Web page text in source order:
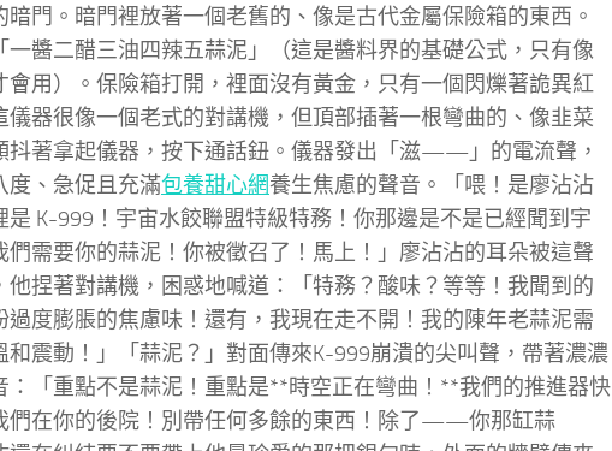
門。暗門裡放著一個老舊的、像是古代金屬保險箱的東西。
一醬二醋三油四辣五蒜泥」（這是醬料界的基礎公式，只有像
會用）。保險箱打開，裡面沒有黃金，只有一個閃爍著詭異紅
儀器很像一個老式的對講機，但頂部插著一根彎曲的、像韭菜
抖著拿起儀器，按下通話鈕。儀器發出「滋——」的電流聲，
度、急促且充滿包養甜心網養生焦慮的聲音。「喂！是廖沾沾
是 K-999！宇宙水餃聯盟特級特務！你那邊是不是已經聞到宇
們需要你的蒜泥！你被徵召了！馬上！」廖沾沾的耳朵被這聲
他捏著對講機，困惑地喊道：「特務？酸味？等等！我聞到的
過度膨脹的焦慮味！還有，我現在走不開！我的陳年老蒜泥需
和震動！」「蒜泥？」對面傳來K-999崩潰的尖叫聲，帶著濃濃
：「重點不是蒜泥！重點是**時空正在彎曲！**我們的推進器快
們在你的後院！別帶任何多餘的東西！除了——你那缸蒜